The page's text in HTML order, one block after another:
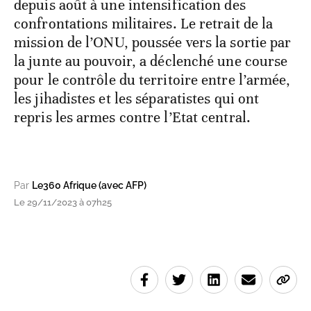
depuis août à une intensification des
confrontations militaires. Le retrait de la
mission de l’ONU, poussée vers la sortie par
la junte au pouvoir, a déclenché une course
pour le contrôle du territoire entre l’armée,
les jihadistes et les séparatistes qui ont
repris les armes contre l’Etat central.
Par Le360 Afrique (avec AFP)
Le 29/11/2023 à 07h25